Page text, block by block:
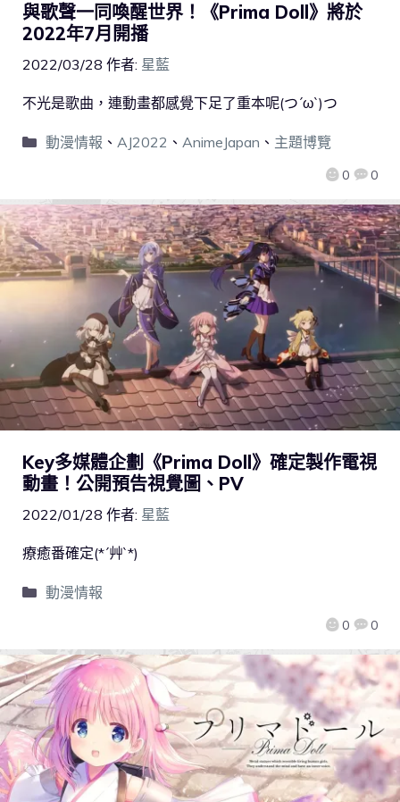
與歌聲一同喚醒世界！《Prima Doll》將於
2022年7月開播
2022/03/28 作者: 星藍
0 0
不光是歌曲，連動畫都感覺下足了重本呢(つ´ω`)つ
動漫情報 、 AJ2022 、 AnimeJapan 、 主題博覽
Key多媒體企劃《Prima Doll》確定製作電視
動畫！公開預告視覺圖、PV
2022/01/28 作者: 星藍
0 0
療癒番確定(*´艸`*)
動漫情報